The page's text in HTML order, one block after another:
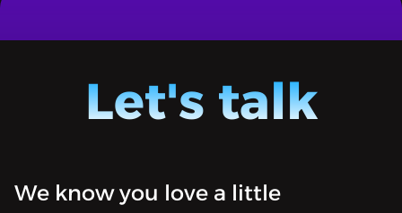
only in Arabic.Let's talk
We know you love a little